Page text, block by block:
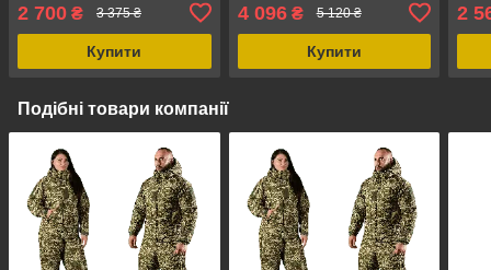
2 700 ₴ 3 375 ₴
Купити
оливковий, розмір L
4 096₴ 5 120 ₴
Купити
2
Подібні товари компанії